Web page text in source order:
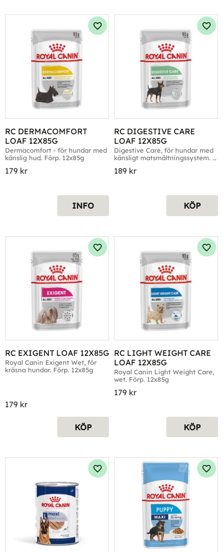
RC DERMACOMFORT
LOAF 12X85G
Dermacomfort - för hundar med
känslig hud. Förp. 12x85g
179 kr
Lägg till i favoriter
INFO
RC DIGESTIVE CARE
LOAF 12X85G
Digestive Care, för hundar med
känsligt matsmältningssystem.
189 kr
KÖP
RC EXIGENT LOAF 12X85G
Royal Canin Exigent Wet, för
kräsna hundar. Förp. 12x85g
179 kr
Lägg till i favoriter
KÖP
RC LIGHT WEIGHT CARE
LOAF 12X85G
Royal Canin Light Weight Care,
wet. Förp. 12x85g
179 kr
KÖP
Lägg till i favoriter